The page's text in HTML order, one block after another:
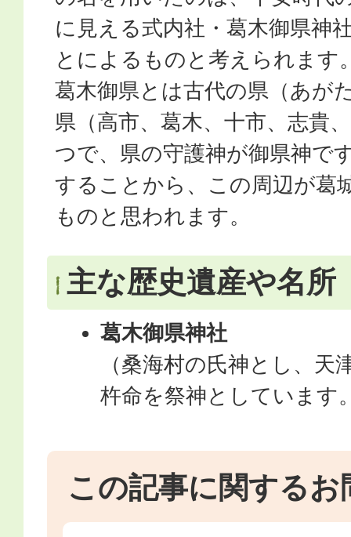
に見える式内社・葛木御県神
とによるものと考えられます
葛木御県とは古代の県（あが
県（高市、葛木、十市、志貴
つで、県の守護神が御県神で
することから、この周辺が葛
ものと思われます。
主な歴史遺産や名所
葛木御県神社
（桑海村の氏神とし、天
杵命を祭神としています
この記事に関するお